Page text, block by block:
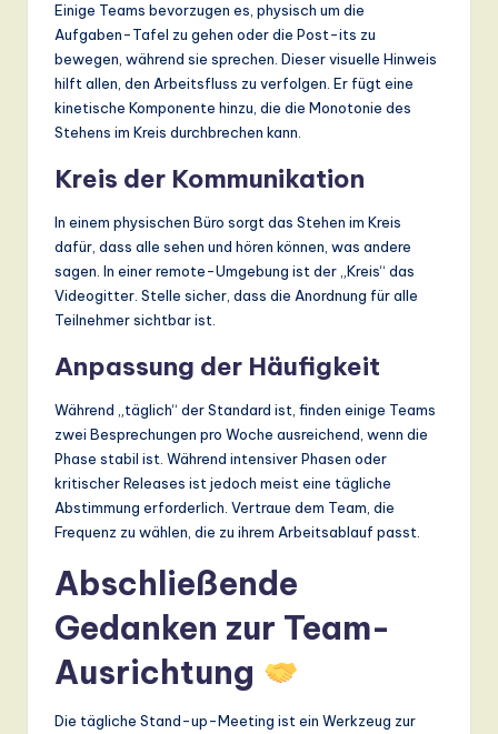
Einige Teams bevorzugen es, physisch um die
Aufgaben-Tafel zu gehen oder die Post-its zu
bewegen, während sie sprechen. Dieser visuelle Hinweis
hilft allen, den Arbeitsfluss zu verfolgen. Er fügt eine
kinetische Komponente hinzu, die die Monotonie des
Stehens im Kreis durchbrechen kann.
Kreis der Kommunikation
In einem physischen Büro sorgt das Stehen im Kreis
dafür, dass alle sehen und hören können, was andere
sagen. In einer remote-Umgebung ist der „Kreis“ das
Videogitter. Stelle sicher, dass die Anordnung für alle
Teilnehmer sichtbar ist.
Anpassung der Häufigkeit
Während „täglich“ der Standard ist, finden einige Teams
zwei Besprechungen pro Woche ausreichend, wenn die
Phase stabil ist. Während intensiver Phasen oder
kritischer Releases ist jedoch meist eine tägliche
Abstimmung erforderlich. Vertraue dem Team, die
Frequenz zu wählen, die zu ihrem Arbeitsablauf passt.
Abschließende
Gedanken zur Team-
Ausrichtung
Die tägliche Stand-up-Meeting ist ein Werkzeug zur